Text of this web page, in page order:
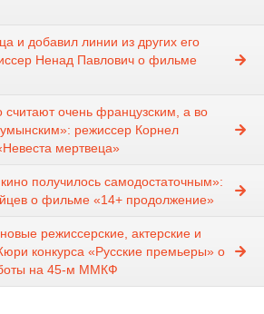
и добавил линии из других его
Ненад Павлович о фильме
очень французским, а во
режиссер Корнел
мертвеца»
получилось самодостаточным»:
о фильме «14+ продолжение»
режиссерские, актерские и
конкурса «Русские премьеры» о
на 45-м ММКФ